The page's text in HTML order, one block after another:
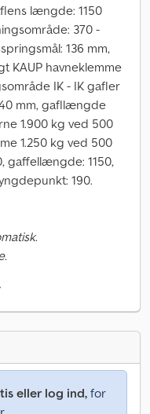
længde: 1150
370 -
136 mm,
KAUP havneklemme
IK - IK gafler
mm, gafllængde
1.900 kg ved 500
1.250 kg ved 500
gaffellængde: 1150,
190.
eller log ind,for